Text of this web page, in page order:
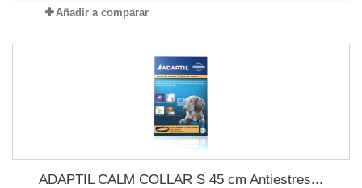
Añadir a comparar
ADAPTIL CALM COLLAR S 45 cm Antiestres...